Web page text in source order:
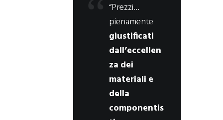
“Prezzi…
pienamente
giustificati
dall’eccellen
za dei
materiali e
della
componentis